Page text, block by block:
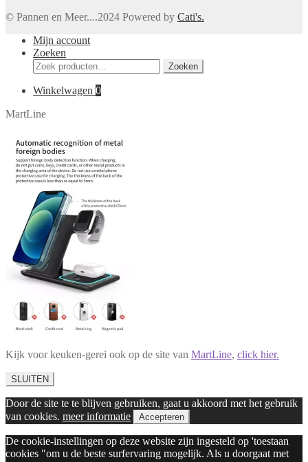
© Pannen en Meer....2024 Powered by Cati's.
Mijn account
Zoeken
Zoeken
naar:
Zoeken
Winkelwagen 0
MartLine
Kijk voor keuken-gerei ook op de site van MartLine, click hier.
SLUITEN
Door de site te te blijven gebruiken, gaat u akkoord met het gebruik
van cookies. meer informatie Accepteren
De cookie-instellingen op deze website zijn ingesteld op 'toestaan
cookies "om u de beste surfervaring mogelijk. Als u doorgaat met